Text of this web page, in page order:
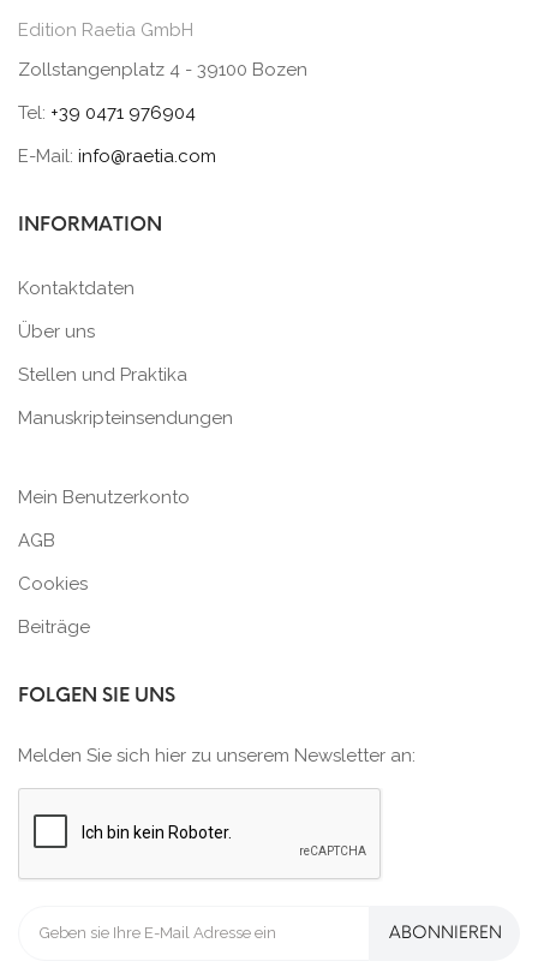
Edition Raetia GmbH
Zollstangenplatz 4 - 39100 Bozen
Tel: +39 0471 976904
E-Mail: info@raetia.com
INFORMATION
Kontaktdaten
Über uns
Stellen und Praktika
Manuskripteinsendungen
Mein Benutzerkonto
AGB
Cookies
Beiträge
FOLGEN SIE UNS
Melden Sie sich hier zu unserem Newsletter an:
ABONNIEREN